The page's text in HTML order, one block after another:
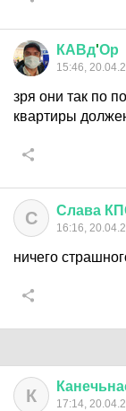
КАВд'Ор
15:46,
зря они так по
квартиры
С Слава
16:16,
ничего
К 17:14,